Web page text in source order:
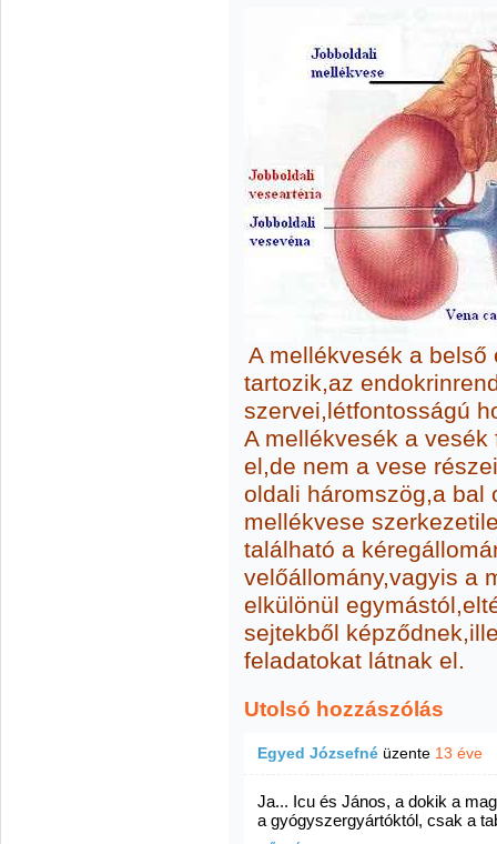
A mellékvesék a
tartozik,az
szervei,létfontosságú
A mellékvesék a
el,de nem a vese
oldali háromszög,a bal
mellékvese
található a
velőállomány,vagyis a
elkülönül
sejtekből
feladatokat látnak el.
Utolsó hozzászólás
Egyed Józsefné üzente 13 éve
Ja... Icu és János, a dokik a
a gyógyszergyártóktól, csak a